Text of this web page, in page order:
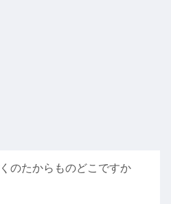
のたからものどこですか